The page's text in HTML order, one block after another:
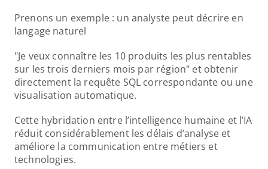
Prenons un exemple : un analyste peut décrire en
langage naturel
"Je veux connaître les 10 produits les plus rentables
sur les trois derniers mois par région" et obtenir
directement la requête SQL correspondante ou une
visualisation automatique.
Cette hybridation entre l’intelligence humaine et l’IA
réduit considérablement les délais d’analyse et
améliore la communication entre métiers et
technologies.